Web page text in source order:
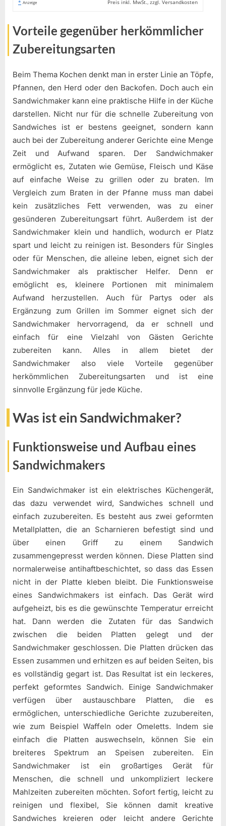
* Anzeige Preis inkl. MwSt., zzgl. Versandkosten
Vorteile gegenüber herkömmlicher
Zubereitungsarten
Beim Thema Kochen denkt man in erster Linie an Töpfe,
Pfannen, den Herd oder den Backofen. Doch auch ein
Sandwichmaker kann eine praktische Hilfe in der Küche
darstellen. Nicht nur für die schnelle Zubereitung von
Sandwiches ist er bestens geeignet, sondern kann
auch bei der Zubereitung anderer Gerichte eine Menge
Zeit und Aufwand sparen. Der Sandwichmaker
ermöglicht es, Zutaten wie Gemüse, Fleisch und Käse
auf einfache Weise zu grillen oder zu braten. Im
Vergleich zum Braten in der Pfanne muss man dabei
kein zusätzliches Fett verwenden, was zu einer
gesünderen Zubereitungsart führt. Außerdem ist der
Sandwichmaker klein und handlich, wodurch er Platz
spart und leicht zu reinigen ist. Besonders für Singles
oder für Menschen, die alleine leben, eignet sich der
Sandwichmaker als praktischer Helfer. Denn er
emöglicht es, kleinere Portionen mit minimalem
Aufwand herzustellen. Auch für Partys oder als
Ergänzung zum Grillen im Sommer eignet sich der
Sandwichmaker hervorragend, da er schnell und
einfach für eine Vielzahl von Gästen Gerichte
zubereiten kann. Alles in allem bietet der
Sandwichmaker also viele Vorteile gegenüber
herkömmlichen Zubereitungsarten und ist eine
sinnvolle Ergänzung für jede Küche.
Was ist ein Sandwichmaker?
Funktionsweise und Aufbau eines
Sandwichmakers
Ein Sandwichmaker ist ein elektrisches Küchengerät,
das dazu verwendet wird, Sandwiches schnell und
einfach zuzubereiten. Es besteht aus zwei geformten
Metallplatten, die an Scharnieren befestigt sind und
über einen Griff zu einem Sandwich
zusammengepresst werden können. Diese Platten sind
normalerweise antihaftbeschichtet, so dass das Essen
nicht in der Platte kleben bleibt. Die Funktionsweise
eines Sandwichmakers ist einfach. Das Gerät wird
aufgeheizt, bis es die gewünschte Temperatur erreicht
hat. Dann werden die Zutaten für das Sandwich
zwischen die beiden Platten gelegt und der
Sandwichmaker geschlossen. Die Platten drücken das
Essen zusammen und erhitzen es auf beiden Seiten, bis
es vollständig gegart ist. Das Resultat ist ein leckeres,
perfekt geformtes Sandwich. Einige Sandwichmaker
verfügen über austauschbare Platten, die es
ermöglichen, unterschiedliche Gerichte zuzubereiten,
wie zum Beispiel Waffeln oder Omeletts. Indem sie
einfach die Platten auswechseln, können Sie ein
breiteres Spektrum an Speisen zubereiten. Ein
Sandwichmaker ist ein großartiges Gerät für
Menschen, die schnell und unkompliziert leckere
Mahlzeiten zubereiten möchten. Sofort fertig, leicht zu
reinigen und flexibel, Sie können damit kreative
Sandwiches kreieren oder leicht andere Gerichte